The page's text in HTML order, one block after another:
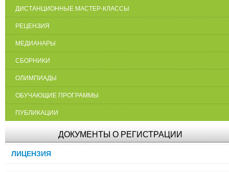
ДИСТАНЦИОННЫЕ МАСТЕР-КЛАССЫ
РЕЦЕНЗИЯ
МЕДИАНАРЫ
СБОРНИКИ
ОЛИМПИАДЫ
ОБУЧАЮЩИЕ ПРОГРАММЫ
ПУБЛИКАЦИИ
ДОКУМЕНТЫ О РЕГИСТРАЦИИ
ЛИЦЕНЗИЯ